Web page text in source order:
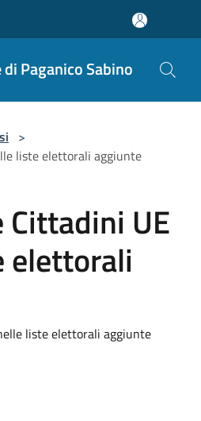
di Paganico Sabino
>
liste elettorali aggiunte
UE
elettorali
liste elettorali aggiunte